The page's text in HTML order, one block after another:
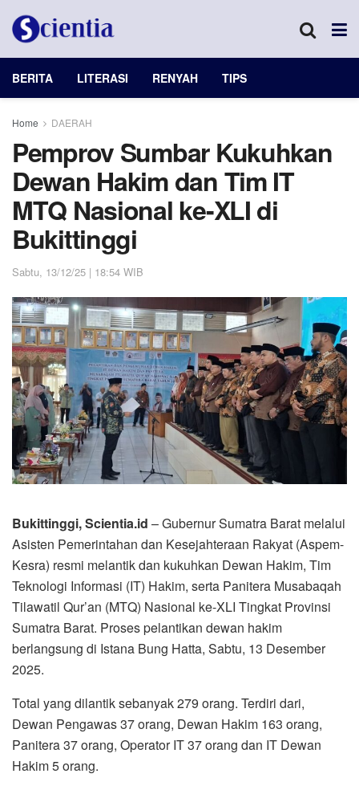
BERITA LITERASI RENYAH TIPS
Home DAERAH
Pemprov Sumbar Kukuhkan
Dewan Hakim dan Tim IT
MTQ Nasional ke-XLI di
Bukittinggi
Sabtu, 13/12/25 | 18:54 WIB
Bukittinggi, Scientia.id – Gubernur Sumatra Barat melalui
Asisten Pemerintahan dan Kesejahteraan Rakyat (Aspem-
Kesra) resmi melantik dan kukuhkan Dewan Hakim, Tim
Teknologi Informasi (IT) Hakim, serta Panitera Musabaqah
Tilawatil Qur’an (MTQ) Nasional ke-XLI Tingkat Provinsi
Sumatra Barat. Proses pelantikan dewan hakim
berlangsung di Istana Bung Hatta, Sabtu, 13 Desember
2025.
Total yang dilantik sebanyak 279 orang. Terdiri dari,
Dewan Pengawas 37 orang, Dewan Hakim 163 orang,
Panitera 37 orang, Operator IT 37 orang dan IT Dewan
Hakim 5 orang.